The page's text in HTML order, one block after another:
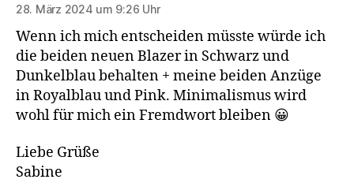
28. März 2024 um 9:26 Uhr
Wenn ich mich entscheiden müsste würde ich
die beiden neuen Blazer in Schwarz und
Dunkelblau behalten + meine beiden Anzüge
in Royalblau und Pink. Minimalismus wird
wohl für mich ein Fremdwort bleiben 😀
Liebe Grüße
Sabine